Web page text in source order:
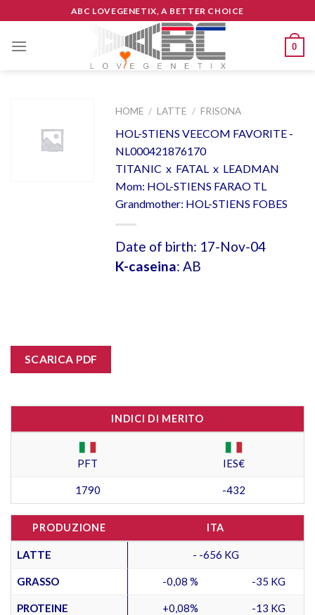
to
content
ABC LOVEGENETIX, A BETTER CHOICE
0
HOME / LATTE / FRISONA
HOL-STIENS VEECOM FAVORITE -
NL000421876170
TITANIC x FATAL x LEADMAN
Mom: HOL-STIENS FARAO TL
Grandmother: HOL-STIENS FOBES
Date of birth: 17-Nov-04
K-caseina: AB
SCARICA PDF
INDICI DI MERITO
PFT IES€
1790 -432
PRODUZIONE ITA
LATTE - -656 KG
GRASSO -0,08 % -35 KG
PROTEINE +0,08% -13 KG